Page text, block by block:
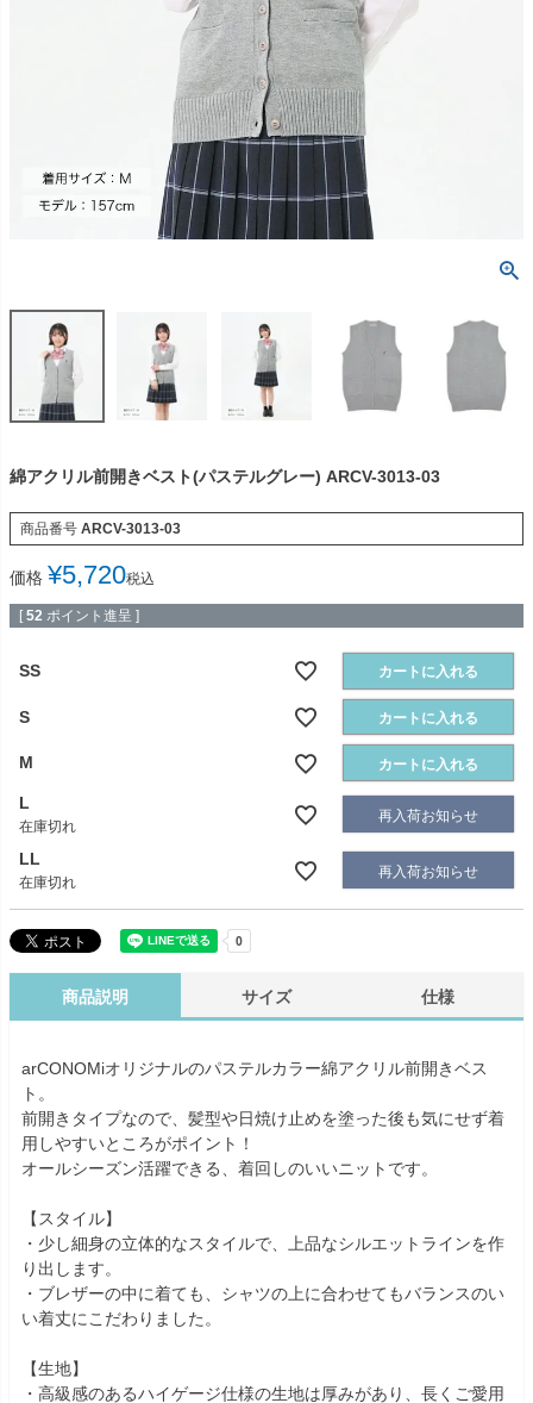
綿アクリル前開きベスト(パステルグレー) ARCV-3013-03
商品番号 ARCV-3013-03
価格 ¥5,720税込
[ 52 ポイント進呈 ]
SS カートに入れる
S カートに入れる
M カートに入れる
L
在庫切れ
再入荷お知らせ
LL
在庫切れ
再入荷お知らせ
商品説明 サイズ 仕様
arCONOMiオリジナルのパステルカラー綿アクリル前開きベス
ト。
前開きタイプなので、髪型や日焼け止めを塗った後も気にせず着
用しやすいところがポイント！
オールシーズン活躍できる、着回しのいいニットです。
【スタイル】
・少し細身の立体的なスタイルで、上品なシルエットラインを作
り出します。
・ブレザーの中に着ても、シャツの上に合わせてもバランスのい
い着丈にこだわりました。
【生地】
・高級感のあるハイゲージ仕様の生地は厚みがあり、長くご愛用